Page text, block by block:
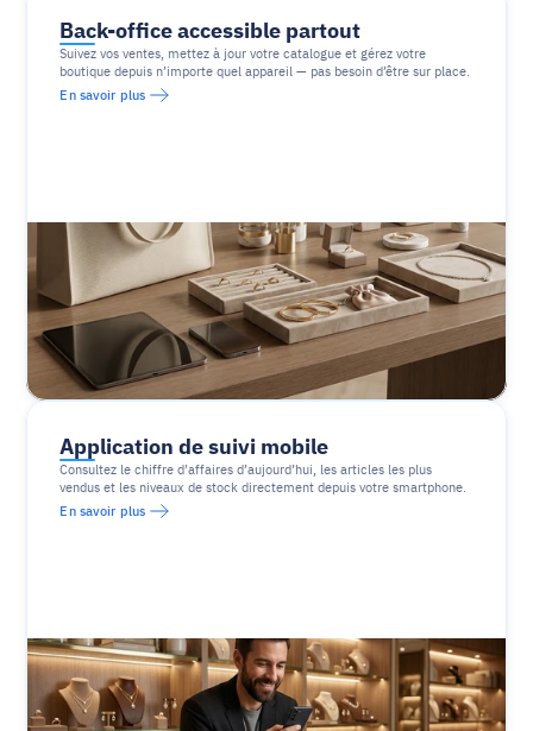
Back-office accessible partout
Suivez vos ventes, mettez à jour votre catalogue et gérez votre
boutique depuis n’importe quel appareil — pas besoin d’être sur place.
En savoir plus
Application de suivi mobile
Consultez le chiffre d’affaires d’aujourd’hui, les articles les plus
vendus et les niveaux de stock directement depuis votre smartphone.
En savoir plus